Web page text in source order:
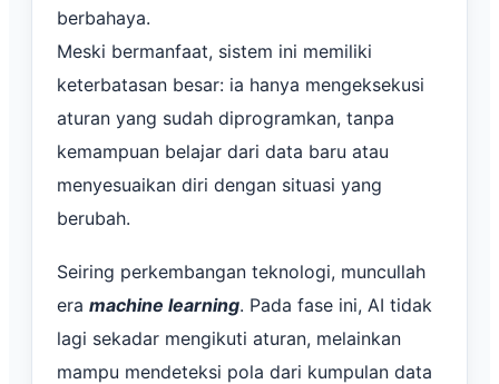
berbahaya.
Meski bermanfaat, sistem ini memiliki
keterbatasan besar: ia hanya mengeksekusi
aturan yang sudah diprogramkan, tanpa
kemampuan belajar dari data baru atau
menyesuaikan diri dengan situasi yang
berubah.
Seiring perkembangan teknologi, muncullah
era machine learning. Pada fase ini, AI tidak
lagi sekadar mengikuti aturan, melainkan
mampu mendeteksi pola dari kumpulan data